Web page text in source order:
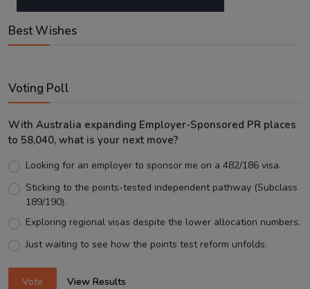
Best Wishes
Voting Poll
With Australia expanding Employer-Sponsored PR places
to 58,040, what is your next move?
Looking for an employer to sponsor me on a 482/186 visa.
Sticking to the points-tested independent pathway (Subclass
189/190).
Exploring regional visas despite the lower allocation numbers.
Just waiting to see how the points test reform unfolds.
Vote View Results